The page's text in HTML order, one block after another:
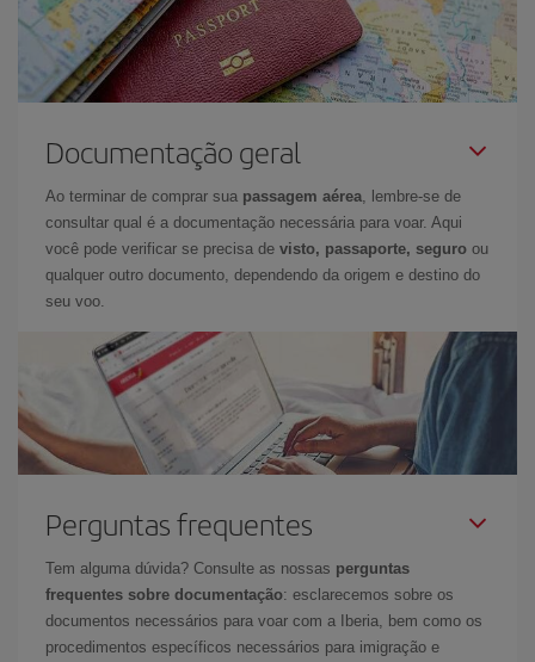
Documentação geral
Ao terminar de comprar sua passagem aérea , lembre-se de
consultar qual é a documentação necessária para voar. Aqui
você pode verificar se precisa de visto, passaporte, seguro ou
qualquer outro documento, dependendo da origem e destino do
seu voo.
Perguntas frequentes
Tem alguma dúvida? Consulte as nossas perguntas
frequentes sobre documentação: esclarecemos sobre os
documentos necessários para voar com a Iberia, bem como os
procedimentos específicos necessários para imigração e